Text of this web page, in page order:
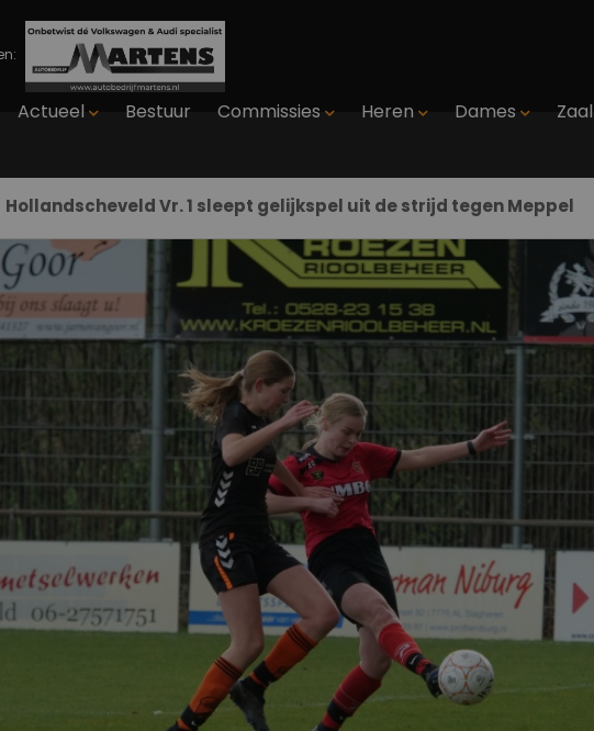
Actueel Bestuur Commissies Heren Dames Zaal
Hollandscheveld Vr. 1 sleept gelijkspel uit de strijd tegen Meppel